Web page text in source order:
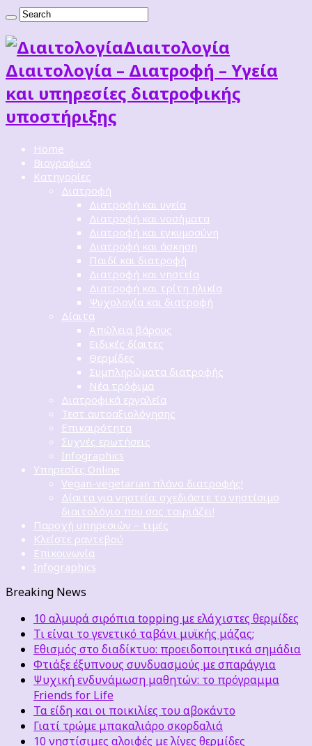
Διαιτoλογία
Διαιτολογία – Διατροφή – Υγεία
και υπηρεσίες διατροφικής
υποστήριξης
Home
Βιογραφικό
Κατηγορίες
Διατροφή
Διατροφή και υγεία
Διατροφή και νοσήματα
Διατροφή και εγκυμοσύνη
Διατροφή και άσκηση
Παιδί και διατροφή
Διατροφή και νηστεία
Διατροφή και τρίτη ηλικία
Ψυχολογία και διατροφή
Δίαιτα
Απώλεια βάρους
Ειδικές δίαιτες
Θερμίδες
Συμπληρώματα διατροφής
Νέα τρόφιμα
Διατροφικά εργαλεία
Τεστ αυτοαξιολόγησης
Επικαιρότητα
Συχνές ερωτήσεις
Infographics
Υπηρεσίες Online
Vegan-vegetarian πλάνο διατροφής!
Δίαιτα για νηστεία: σχεδιάστε το νηστίσιμο
διαιτολόγιο που σας ταιριάζει!
Παροχή υπηρεσιών – τιμές
Κλείστε ραντεβού
Επικοινωνία
Infographics
Breaking News
10 αλμυρά σιρόπια topping με ελάχιστες θερμίδες
Τι είναι το γενετικό ταβάνι μυϊκής μάζας;
Εθισμός στο διαδίκτυο: προειδοποιητικά σημάδια
Φτιάξε έξυπνους συνδυασμούς με σπαράγγια
Ψυχική ενδυνάμωση μαθητών: το πρόγραμμα
Friends for Life
Τα είδη και οι ποικιλίες του αβοκάντο
Γιατί τρώμε μπακαλιάρο σκορδαλιά
10 νηστίσιμες αλοιφές με λίγες θερμίδες